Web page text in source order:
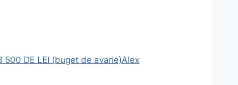
500 DE LEI (buget de avarie)Alex